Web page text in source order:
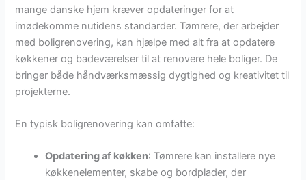
mange danske hjem kræver opdateringer for at
imødekomme nutidens standarder. Tømrere, der arbejder
med boligrenovering, kan hjælpe med alt fra at opdatere
køkkener og badeværelser til at renovere hele boliger. De
bringer både håndværksmæssig dygtighed og kreativitet til
projekterne.
En typisk boligrenovering kan omfatte:
Opdatering af køkken: Tømrere kan installere nye
køkkenelementer, skabe og bordplader, der